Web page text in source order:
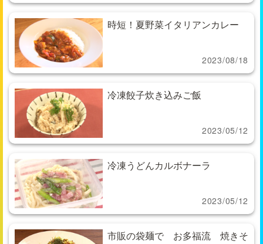
時短！夏野菜イタリアンカレー
2023/08/18
冷凍餃子炊き込みご飯
2023/05/12
冷凍うどんカルボナーラ
2023/05/12
市販の袋麺で お多福流 焼きそ